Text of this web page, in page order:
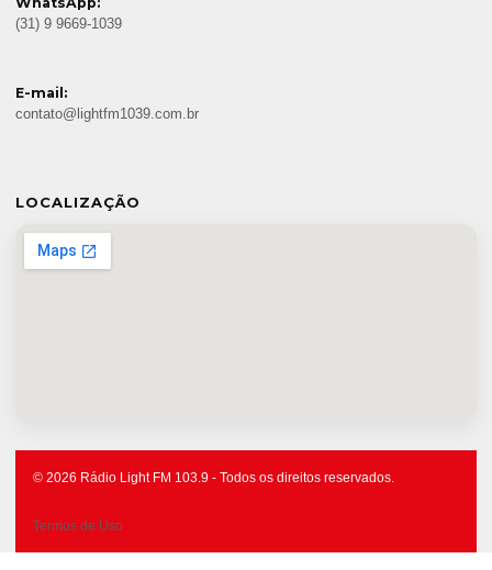
(31) 9 9669-1039
E-mail:
contato@lightfm1039.com.br
LOCALIZAÇÃO
© 2026 Rádio Light FM 103.9 - Todos os direitos reservados.
Termos de Uso